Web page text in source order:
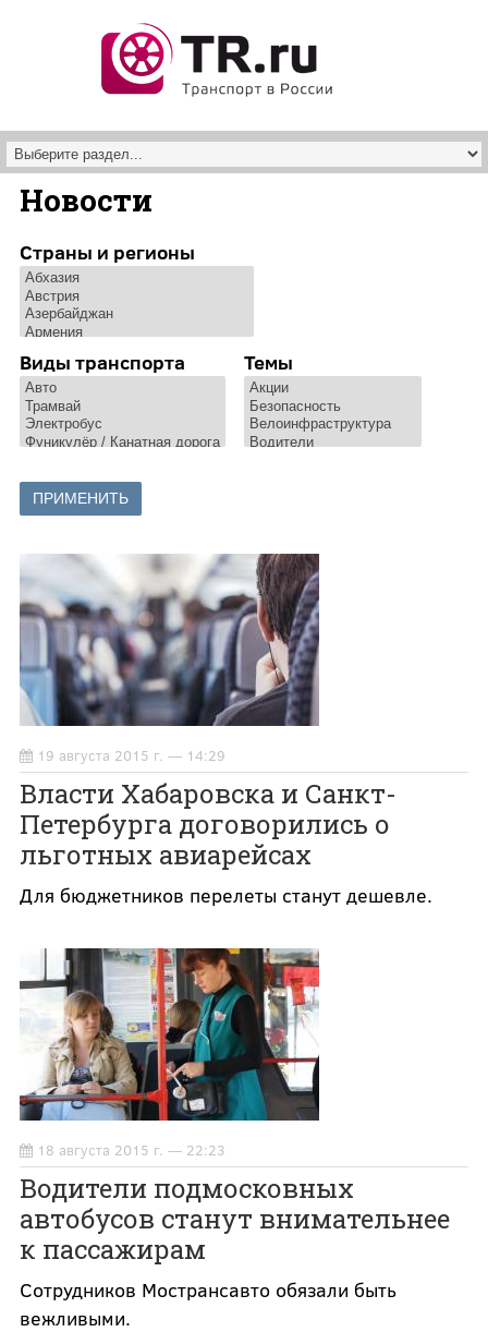
Новости
Страны и регионы
Виды транспорта Темы
19 августа 2015 г. — 14:29
Власти Хабаровска и Санкт-
Петербурга договорились о
льготных авиарейсах
Для бюджетников перелеты станут дешевле.
18 августа 2015 г. — 22:23
Водители подмосковных
автобусов станут внимательнее
к пассажирам
Сотрудников Мострансавто обязали быть
вежливыми.